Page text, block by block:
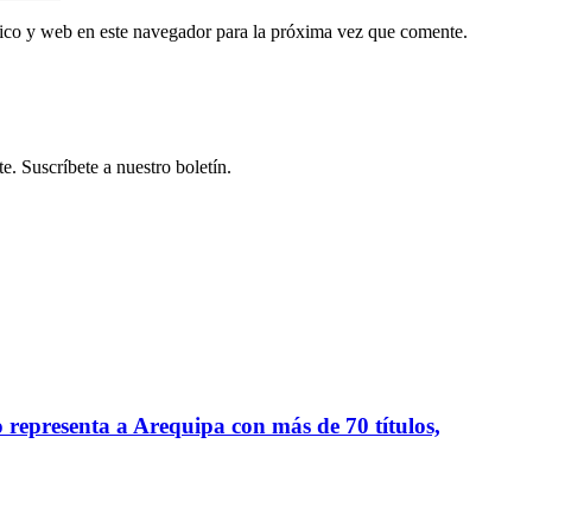
y web en este navegador para la próxima vez que comente.
Suscríbete a nuestro boletín.
a Arequipa con más de 70 títulos,